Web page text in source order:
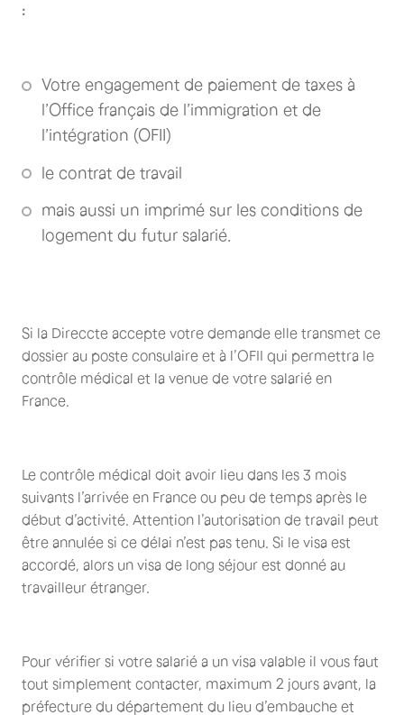
:
Votre engagement de paiement de taxes à
l’Office français de l’immigration et de
l’intégration (OFII)
le contrat de travail
mais aussi un imprimé sur les conditions de
logement du futur salarié.
Si la Direccte accepte votre demande elle transmet ce
dossier au poste consulaire et à l’OFII qui permettra le
contrôle médical et la venue de votre salarié en
France.
Le contrôle médical doit avoir lieu dans les 3 mois
suivants l’arrivée en France ou peu de temps après le
début d’activité. Attention l’autorisation de travail peut
être annulée si ce délai n’est pas tenu. Si le visa est
accordé, alors un visa de long séjour est donné au
travailleur étranger.
Pour vérifier si votre salarié a un visa valable il vous faut
tout simplement contacter, maximum 2 jours avant, la
préfecture du département du lieu d’embauche et